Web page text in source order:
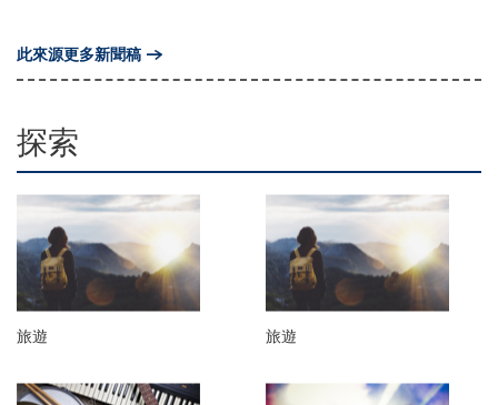
此來源更多新聞稿
探索
旅遊 旅遊